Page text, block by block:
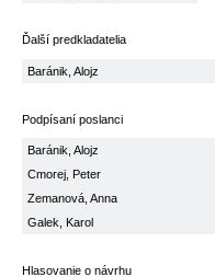
Ďalší predkladatelia
Baránik, Alojz
Podpísaní poslanci
Baránik, Alojz
Cmorej, Peter
Zemanová, Anna
Galek, Karol
Hlasovanie o návrhu